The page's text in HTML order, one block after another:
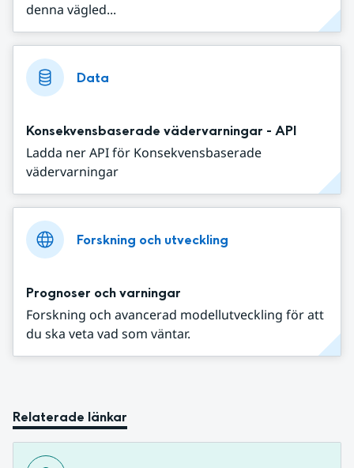
denna vägled...
Data
Konsekvensbaserade vädervarningar - API
Ladda ner API för Konsekvensbaserade
vädervarningar
Forskning och utveckling
Prognoser och varningar
Forskning och avancerad modellutveckling för att
du ska veta vad som väntar.
Relaterade länkar